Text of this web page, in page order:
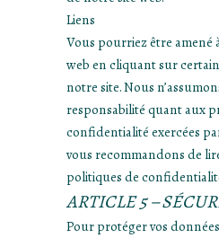
Liens
Vous pourriez être amené
web en cliquant sur
notre site. Nous
responsabilité quant aux
confidentialité exercées
vous recommandons de
politiques de
ARTICLE 5 –
Pour protéger vos